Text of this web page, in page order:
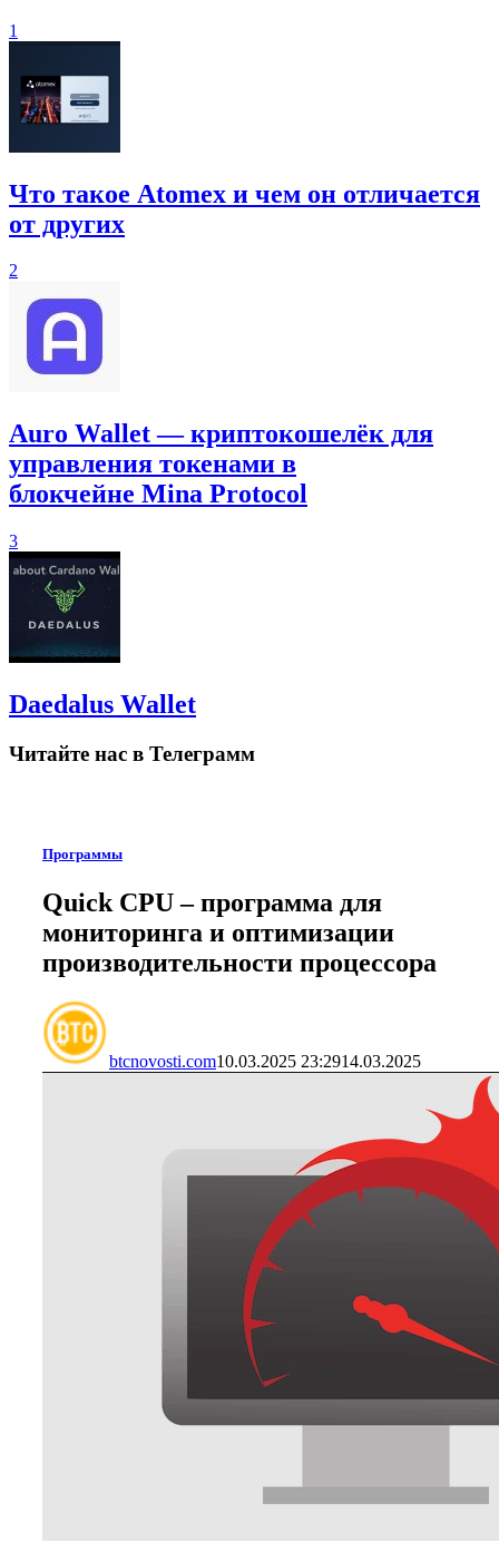
1
Что такое Atomex и чем он отличается
от других
2
Auro Wallet — криптокошелёк для
управления токенами в
блокчейне Mina Protocol
3
Daedalus Wallet
Читайте нас в Телеграмм
Программы
Quick CPU – программа для
мониторинга и оптимизации
производительности процессора
btcnovosti.com10.03.2025 23:2914.03.2025